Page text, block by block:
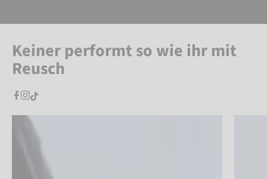
Keiner performt so wie ihr mit
Reusch